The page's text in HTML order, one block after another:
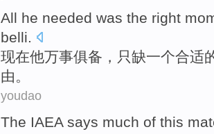
All he needed was the right
belli.
现在他万事俱备，只缺一个合适
由。
youdao
The IAEA says much of this